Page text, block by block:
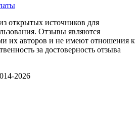
открытых источников для
Отзывы являются
их авторов и не имеют отношения к
за достоверность отзыва
2026